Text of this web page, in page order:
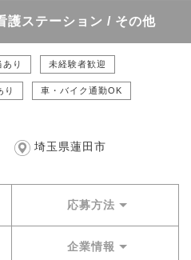
護ステーション / その他
り 未経験者歓迎
り 車・バイク通勤OK
埼玉県蓮田市
応募方法
企業情報